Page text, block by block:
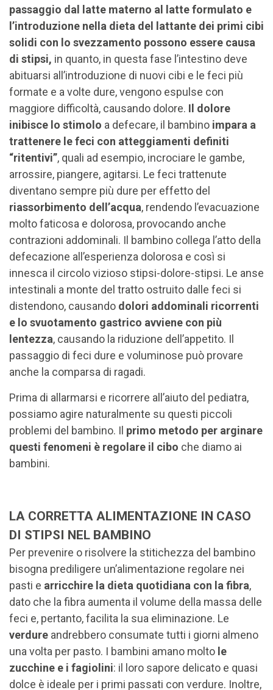
passaggio dal latte materno al latte formulato e
l’introduzione nella dieta del lattante dei primi cibi
solidi con lo svezzamento possono essere causa
di stipsi, in quanto, in questa fase l’intestino deve
abituarsi all’introduzione di nuovi cibi e le feci più
formate e a volte dure, vengono espulse con
maggiore difficoltà, causando dolore. Il dolore
inibisce lo stimolo a defecare, il bambino impara a
trattenere le feci con atteggiamenti definiti
“ritentivi”, quali ad esempio, incrociare le gambe,
arrossire, piangere, agitarsi. Le feci trattenute
diventano sempre più dure per effetto del
riassorbimento dell’acqua, rendendo l’evacuazione
molto faticosa e dolorosa, provocando anche
contrazioni addominali. Il bambino collega l’atto della
defecazione all’esperienza dolorosa e così si
innesca il circolo vizioso stipsi-dolore-stipsi. Le anse
intestinali a monte del tratto ostruito dalle feci si
distendono, causando dolori addominali ricorrenti
e lo svuotamento gastrico avviene con più
lentezza, causando la riduzione dell’appetito. Il
passaggio di feci dure e voluminose può provare
anche la comparsa di ragadi.
Prima di allarmarsi e ricorrere all’aiuto del pediatra,
possiamo agire naturalmente su questi piccoli
problemi del bambino. Il primo metodo per arginare
questi fenomeni è regolare il cibo che diamo ai
bambini.
LA CORRETTA ALIMENTAZIONE IN CASO
DI STIPSI NEL BAMBINO
Per prevenire o risolvere la stitichezza del bambino
bisogna prediligere un’alimentazione regolare nei
pasti e arricchire la dieta quotidiana con la fibra,
dato che la fibra aumenta il volume della massa delle
feci e, pertanto, facilita la sua eliminazione. Le
verdure andrebbero consumate tutti i giorni almeno
una volta per pasto. I bambini amano molto le
zucchine e i fagiolini: il loro sapore delicato e quasi
dolce è ideale per i primi passati con verdure. Inoltre,